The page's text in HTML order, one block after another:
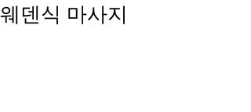
웨덴식 마사지